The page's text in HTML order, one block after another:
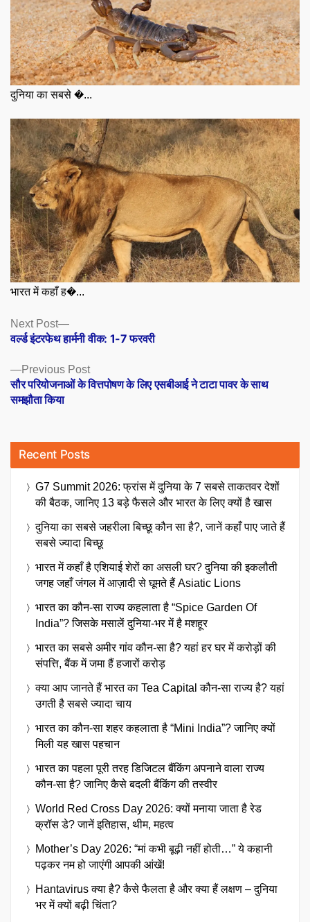
दुनिया का सबसे �...
भारत में कहाँ ह�...
Posts
navigation
Previous PostPrevious
post:
सौर परियोजनाओं के वित्तपोषण के लिए एसबीआई ने टाटा पावर के साथ
समझौता किया
Next Post
Next
post:
वर्ल्ड इंटरफेथ हार्मनी वीक: 1-7 फरवरी
Recent Posts
G7 Summit 2026: फ्रांस में दुनिया के 7 सबसे ताकतवर देशों
की बैठक, जानिए 13 बड़े फैसले और भारत के लिए क्यों है खास
दुनिया का सबसे जहरीला बिच्छू कौन सा है?, जानें कहाँ पाए जाते हैं
सबसे ज्यादा बिच्छू
भारत में कहाँ है एशियाई शेरों का असली घर? दुनिया की इकलौती
जगह जहाँ जंगल में आज़ादी से घूमते हैं Asiatic Lions
भारत का कौन-सा राज्य कहलाता है “Spice Garden Of
India”? जिसके मसालें दुनिया-भर में है मशहूर
भारत का सबसे अमीर गांव कौन-सा है? यहां हर घर में करोड़ों की
संपत्ति, बैंक में जमा हैं हजारों करोड़
क्या आप जानते हैं भारत का Tea Capital कौन-सा राज्य है? यहां
उगती है सबसे ज्यादा चाय
भारत का कौन-सा शहर कहलाता है “Mini India”? जानिए क्यों
मिली यह खास पहचान
भारत का पहला पूरी तरह डिजिटल बैंकिंग अपनाने वाला राज्य
कौन-सा है? जानिए कैसे बदली बैंकिंग की तस्वीर
World Red Cross Day 2026: क्यों मनाया जाता है रेड
क्रॉस डे? जानें इतिहास, थीम, महत्व
Mother’s Day 2026: “मां कभी बूढ़ी नहीं होती…” ये कहानी
पढ़कर नम हो जाएंगी आपकी आंखें!
Hantavirus क्या है? कैसे फैलता है और क्या हैं लक्षण – दुनिया
भर में क्यों बढ़ी चिंता?